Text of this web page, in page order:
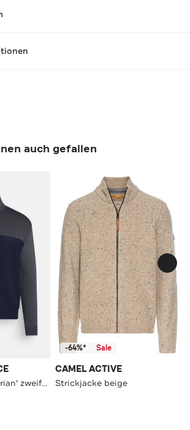
auch gefallen
Strick-Troyer 'Andrian' zweifarbig
-64%* Sale
CAMEL ACTIVE
Strickjacke beige